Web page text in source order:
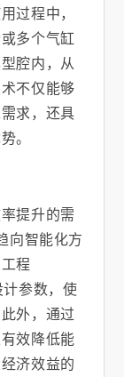
过程中，
多个气缸
腔内，从
不仅能够
求，还具
。
提升的需
向智能化方
程
计参数，使
外，通过
效降低能
济效益的